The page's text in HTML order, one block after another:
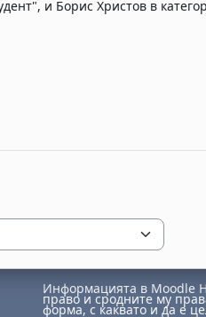
и Борис Христов в
Информацията в Moodle
право и сродните му
форма, с каквато и да е